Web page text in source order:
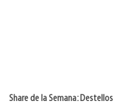
Share de la Semana: Destellos